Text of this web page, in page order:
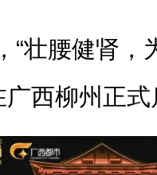
“壮腰健肾，
广西柳州正